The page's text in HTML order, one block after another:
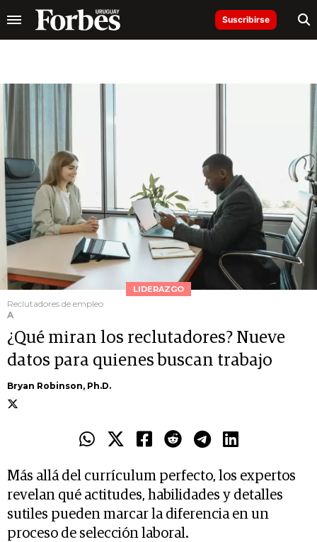
Suscribirse
LIDERAZGO
Reclutadores de empleo
A
¿Qué miran los reclutadores? Nueve
datos para quienes buscan trabajo
Bryan Robinson, Ph.D.
Más allá del currículum perfecto, los expertos
revelan qué actitudes, habilidades y detalles
sutiles pueden marcar la diferencia en un
proceso de selección laboral.